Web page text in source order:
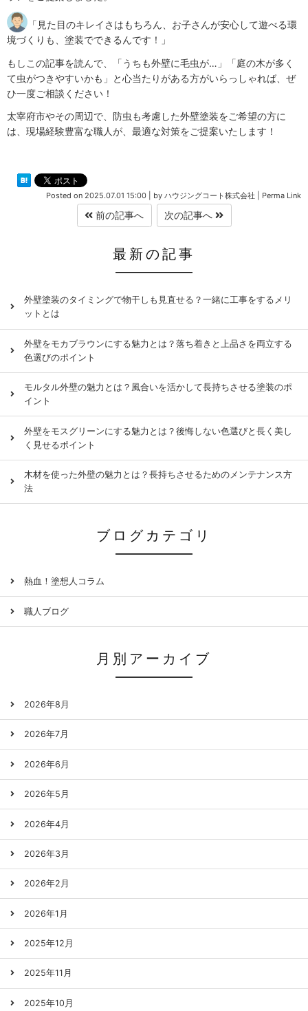
「見た目のキレイさはもちろん、お子さんが安心して遊べる環
境づくりも、塗装でできるんです！」
もしこの記事を読んで、「うちも外壁に毛虫が…」「庭の木が多く
て虫がつきやすいかも」と心当たりがある方がいらっしゃれば、ぜ
ひ一度ご相談ください！
太宰府市やその周辺で、防虫も考慮した外壁塗装をご希望の方に
は、現場経験豊富な職人が、最適な対策をご提案いたします！
Posted on 2025.07.01 15:00 by ハウジングコート株式会社 Perma Link
前の記事へ 次の記事へ
最新の記事
外壁塗装のタイミングで物干しも見直せる？一緒に工事をするメリ
ットとは
外壁をモカブラウンにする魅力とは？落ち着きと上品さを両立する
色選びのポイント
モルタル外壁の魅力とは？風合いを活かして長持ちさせる塗装のポ
イント
外壁をモスグリーンにする魅力とは？後悔しない色選びと長く美し
く見せるポイント
木材を使った外壁の魅力とは？長持ちさせるためのメンテナンス方
法
ブログカテゴリ
熱血！塗想人コラム
職人ブログ
月別アーカイブ
2026年8月
2026年7月
2026年6月
2026年5月
2026年4月
2026年3月
2026年2月
2026年1月
2025年12月
2025年11月
2025年10月